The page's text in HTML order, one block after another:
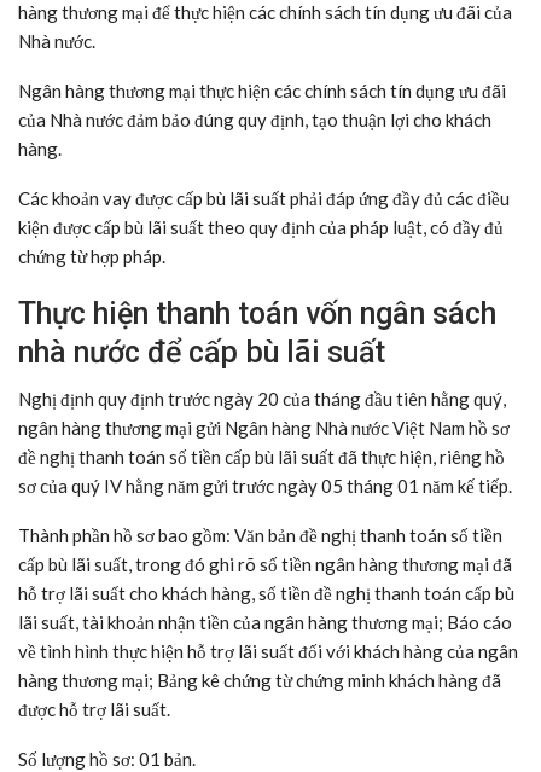
hàng thương mại để thực hiện các chính sách tín dụng ưu đãi của
Nhà nước.
Ngân hàng thương mại thực hiện các chính sách tín dụng ưu đãi
của Nhà nước đảm bảo đúng quy định, tạo thuận lợi cho khách
hàng.
Các khoản vay được cấp bù lãi suất phải đáp ứng đầy đủ các điều
kiện được cấp bù lãi suất theo quy định của pháp luật, có đầy đủ
chứng từ hợp pháp.
Thực hiện thanh toán vốn ngân sách
nhà nước để cấp bù lãi suất
Nghị định quy định trước ngày 20 của tháng đầu tiên hằng quý,
ngân hàng thương mại gửi Ngân hàng Nhà nước Việt Nam hồ sơ
đề nghị thanh toán số tiền cấp bù lãi suất đã thực hiện, riêng hồ
sơ của quý IV hằng năm gửi trước ngày 05 tháng 01 năm kế tiếp.
Thành phần hồ sơ bao gồm: Văn bản đề nghị thanh toán số tiền
cấp bù lãi suất, trong đó ghi rõ số tiền ngân hàng thương mại đã
hỗ trợ lãi suất cho khách hàng, số tiền đề nghị thanh toán cấp bù
lãi suất, tài khoản nhận tiền của ngân hàng thương mại; Báo cáo
về tình hình thực hiện hỗ trợ lãi suất đối với khách hàng của ngân
hàng thương mại; Bảng kê chứng từ chứng minh khách hàng đã
được hỗ trợ lãi suất.
Số lượng hồ sơ: 01 bản.